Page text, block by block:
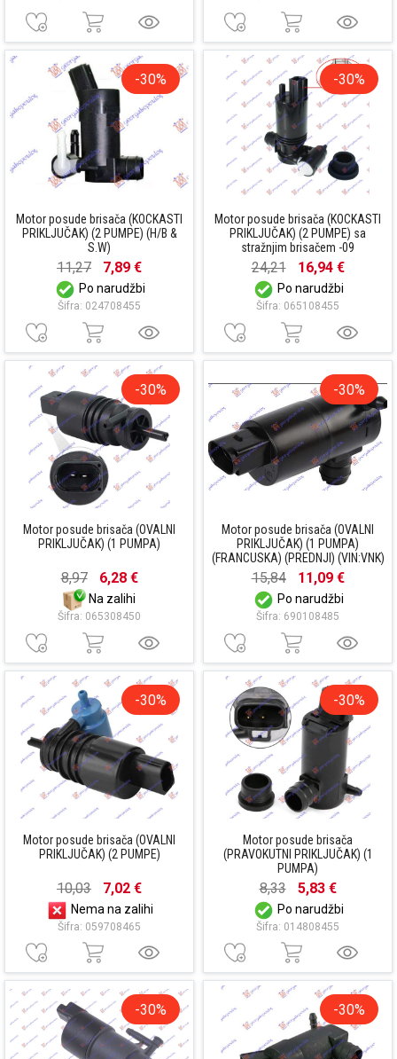
-30%
Motor posude brisača (KOCKASTI
PRIKLJUČAK) (2 PUMPE) (H/B &
S.W)
11,27 7,89 €
Po narudžbi
Šifra: 024708455
-30%
Motor posude brisača (KOCKASTI
PRIKLJUČAK) (2 PUMPE) sa
stražnjim brisačem -09
24,21 16,94 €
Po narudžbi
Šifra: 065108455
-30%
Motor posude brisača (OVALNI
PRIKLJUČAK) (1 PUMPA)
8,97 6,28 €
Na zalihi
Šifra: 065308450
-30%
Motor posude brisača (OVALNI
PRIKLJUČAK) (1 PUMPA)
(FRANCUSKA) (PREDNJI) (VIN:VNK)
15,84 11,09 €
Po narudžbi
Šifra: 690108485
-30%
Motor posude brisača (OVALNI
PRIKLJUČAK) (2 PUMPE)
10,03 7,02 €
Nema na zalihi
Šifra: 059708465
-30%
Motor posude brisača
(PRAVOKUTNI PRIKLJUČAK) (1
PUMPA)
8,33 5,83 €
Po narudžbi
Šifra: 014808455
-30% -30%